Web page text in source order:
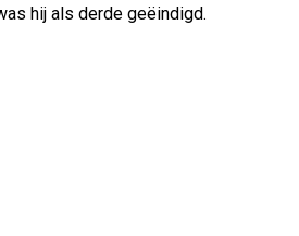
hij als derde geëindigd.